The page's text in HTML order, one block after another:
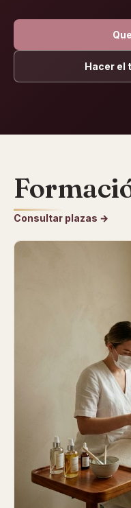
Hacer el
Consultar plazas